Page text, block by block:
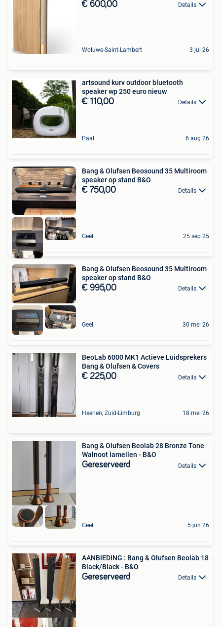
€ 600,00 Details
Woluwe-Saint-Lambert 3 jul 26
artsound kurv outdoor bluetooth
speaker wp 250 euro nieuw
€ 110,00 Details
Paal 6 aug 26
Bang & Olufsen Beosound 35 Multiroom
speaker op stand B&O
€ 750,00 Details
Geel 25 sep 25
Bang & Olufsen Beosound 35 Multiroom
speaker op stand B&O
€ 995,00 Details
Geel 30 mei 26
BeoLab 6000 MK1 Actieve Luidsprekers
Bang & Olufsen & Covers
€ 225,00 Details
Heerlen, Zuid-Limburg 18 mei 26
Bang & Olufsen Beolab 28 Bronze Tone
Walnoot lamellen - B&O
Gereserveerd Details
Geel 5 jun 26
AANBIEDING : Bang & Olufsen Beolab 18
Black/Black - B&O
Gereserveerd Details